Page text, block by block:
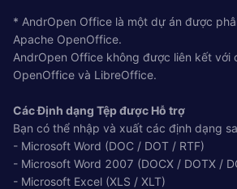
* AndrOpen Office là một dự án được
Apache OpenOffice.
AndrOpen Office không được liên kết với
OpenOffice và LibreOffice.
Các Định dạng Tệp được Hỗ trợ
Bạn có thể nhập và xuất các định dạng
- Microsoft Word (DOC / DOT / RTF)
- Microsoft Word 2007 (DOCX / DOTX /
- Microsoft Excel (XLS / XLT)